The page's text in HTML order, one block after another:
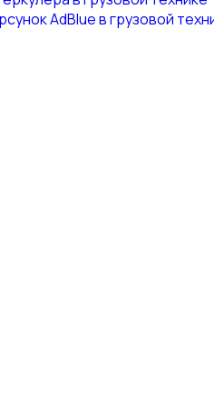
AdBlue в грузовой